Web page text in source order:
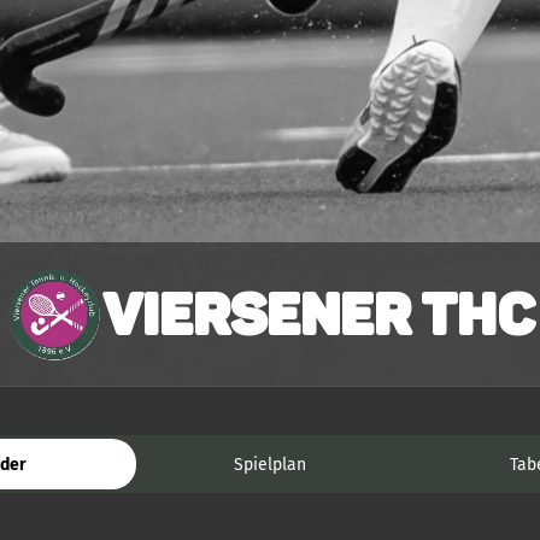
Viersener THC
Spielplan